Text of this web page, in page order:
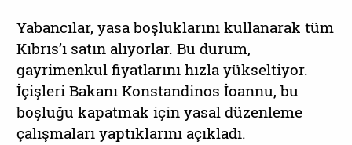
Yabancılar, yasa boşluklarını kullanarak tüm
Kıbrıs’ı satın alıyorlar. Bu durum,
gayrimenkul fiyatlarını hızla yükseltiyor.
İçişleri Bakanı Konstandinos İoannu, bu
boşluğu kapatmak için yasal düzenleme
çalışmaları yaptıklarını açıkladı.